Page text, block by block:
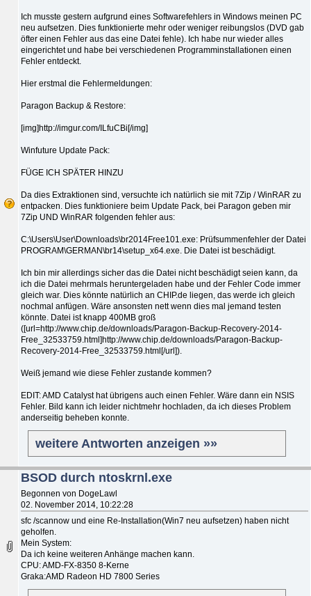
Ich musste gestern aufgrund eines Softwarefehlers in Windows meinen PC
neu aufsetzen. Dies funktionierte mehr oder weniger reibungslos (DVD gab
öfter einen Fehler aus das eine Datei fehle). Ich habe nur wieder alles
eingerichtet und habe bei verschiedenen Programminstallationen einen
Fehler entdeckt.
Hier erstmal die Fehlermeldungen:
Paragon Backup & Restore:
[img]http://imgur.com/ILfuCBi[/img]
Winfuture Update Pack:
FÜGE ICH SPÄTER HINZU
Da dies Extraktionen sind, versuchte ich natürlich sie mit 7Zip / WinRAR zu
entpacken. Dies funktioniere beim Update Pack, bei Paragon geben mir
7Zip UND WinRAR folgenden fehler aus:
C:\Users\User\Downloads\br2014Free101.exe: Prüfsummenfehler der Datei
PROGRAM\GERMAN\br14\setup_x64.exe. Die Datei ist beschädigt.
Ich bin mir allerdings sicher das die Datei nicht beschädigt seien kann, da
ich die Datei mehrmals heruntergeladen habe und der Fehler Code immer
gleich war. Dies könnte natürlich an CHIP.de liegen, das werde ich gleich
nochmal anfügen. Wäre ansonsten nett wenn dies mal jemand testen
könnte. Datei ist knapp 400MB groß
([url=http://www.chip.de/downloads/Paragon-Backup-Recovery-2014-
Free_32533759.html]http://www.chip.de/downloads/Paragon-Backup-
Recovery-2014-Free_32533759.html[/url]).
Weiß jemand wie diese Fehler zustande kommen?
EDIT: AMD Catalyst hat übrigens auch einen Fehler. Wäre dann ein NSIS
Fehler. Bild kann ich leider nichtmehr hochladen, da ich dieses Problem
anderseitig beheben konnte.
weitere Antworten anzeigen »»
BSOD durch ntoskrnl.exe
Begonnen von DogeLawl
02. November 2014, 10:22:28
sfc /scannow und eine Re-Installation(Win7 neu aufsetzen) haben nicht
geholfen.
Mein System:
Da ich keine weiteren Anhänge machen kann.
CPU: AMD-FX-8350 8-Kerne
Graka:AMD Radeon HD 7800 Series